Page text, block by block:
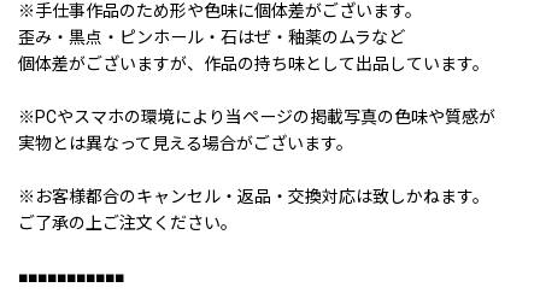
※手仕事作品のため形や色味に個体差がございます。
歪み・黒点・ピンホール・石はぜ・釉薬のムラなど
個体差がございますが、作品の持ち味として出品しています。
※PCやスマホの環境により当ページの掲載写真の色味や質感が
実物とは異なって見える場合がございます。
※お客様都合のキャンセル・返品・交換対応は致しかねます。
ご了承の上ご注文ください。
■■■■■■■■■■■